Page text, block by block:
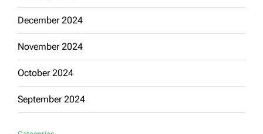
December 2024
November 2024
October 2024
September 2024